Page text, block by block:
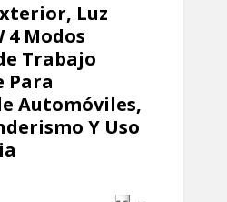
Luz
4 Modos
Trabajo
Para
Automóviles,
Y Uso